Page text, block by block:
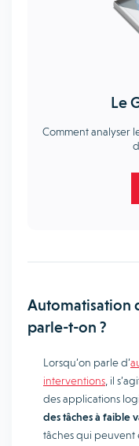
Le
Comment analyser
Automatisation
parle-t-on ?
Lorsqu’on parle d’
interventions , il
des applications
des tâches à faible
tâches qui peuvent